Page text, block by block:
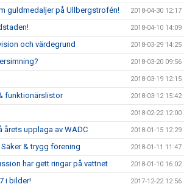
guldmedaljer på Ullbergstrofén! 2018-04-30 12:17
2018-04-10 14:09
och värdegrund 2018-03-29 14:25
2018-03-20 09:56
2018-03-19 12:15
funktionärslistor 2018-03-12 15:42
2018-02-22 12:00
årets upplaga av WADC 2018-01-15 12:29
& trygg förening 2018-01-11 11:47
har gett ringar på vattnet 2018-01-10 16:02
i bilder! 2017-12-22 12:56